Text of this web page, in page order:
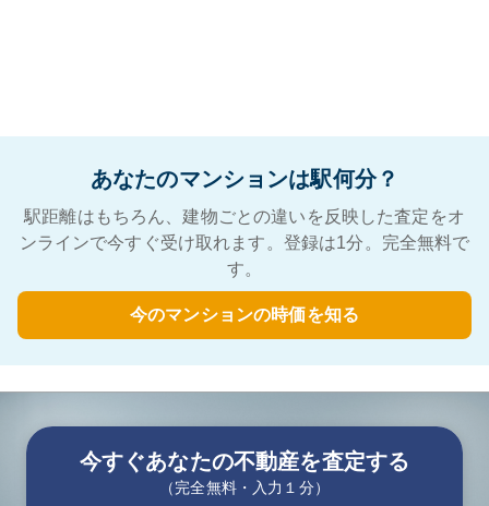
あなたのマンションは駅何分？
駅距離はもちろん、建物ごとの違いを反映した査定をオ
ンラインで今すぐ受け取れます。登録は1分。完全無料で
す。
今のマンションの時価を知る
今すぐあなたの不動産を査定する
（完全無料・入力１分）